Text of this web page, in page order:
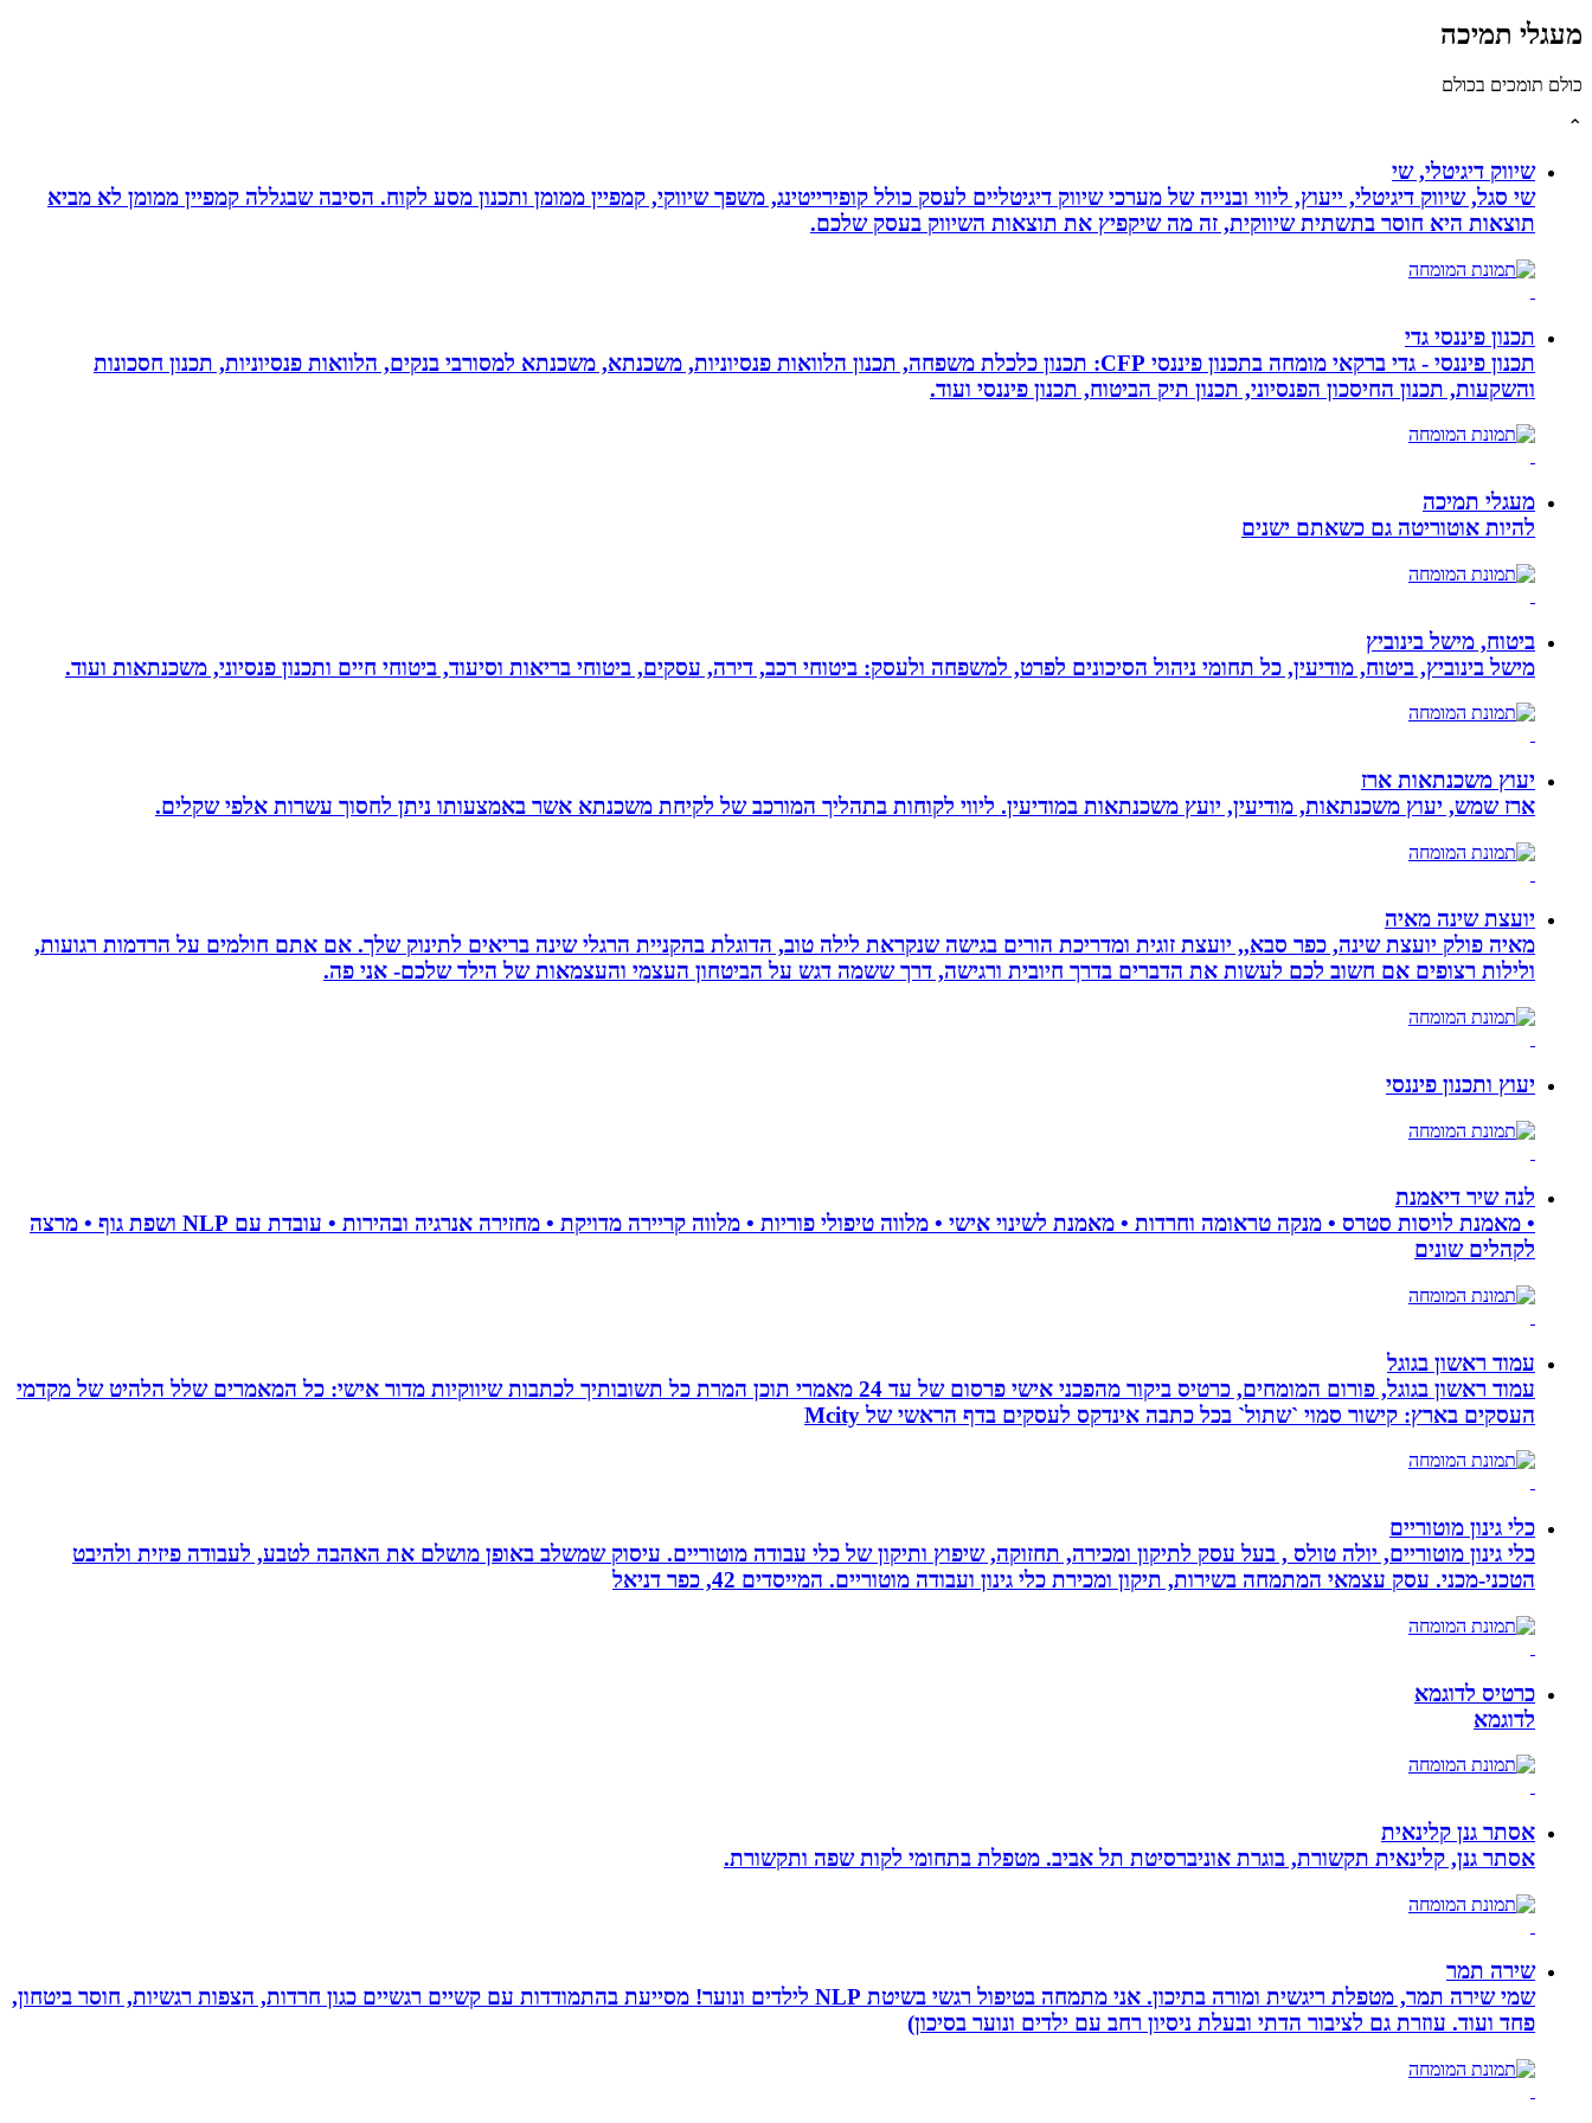
מעגלי תמיכה
כולם תומכים בכולם
⌃
שיווק דיגיטלי, שי
שי סגל, שיווק דיגיטלי, ייעוץ, ליווי ובנייה של מערכי שיווק דיגיטליים לעסק כולל קופירייטינג, משפך שיווקי, קמפיין ממומן ותכנון מסע לקוח. הסיבה שבגללה קמפיין ממומן לא מביא
תוצאות היא חוסר בתשתית שיווקית, זה מה שיקפיץ את תוצאות השיווק בעסק שלכם.
תכנון פיננסי גדי
תכנון פיננסי - גדי ברקאי מומחה בתכנון פיננסי CFP: תכנון כלכלת משפחה, תכנון הלוואות פנסיוניות, משכנתא, משכנתא למסורבי בנקים, הלוואות פנסיוניות, תכנון חסכונות
והשקעות, תכנון החיסכון הפנסיוני, תכנון תיק הביטוח, תכנון פיננסי ועוד.
מעגלי תמיכה
להיות אוטוריטה גם כשאתם ישנים
ביטוח, מישל בינוביץ
מישל בינוביץ, ביטוח, מודיעין, כל תחומי ניהול הסיכונים לפרט, למשפחה ולעסק: ביטוחי רכב, דירה, עסקים, ביטוחי בריאות וסיעוד, ביטוחי חיים ותכנון פנסיוני, משכנתאות ועוד.
יעוץ משכנתאות ארז
ארז שמש, יעוץ משכנתאות, מודיעין, יועץ משכנתאות במודיעין. ליווי לקוחות בתהליך המורכב של לקיחת משכנתא אשר באמצעותו ניתן לחסוך עשרות אלפי שקלים.
יועצת שינה מאיה
מאיה פולק יועצת שינה, כפר סבא,, יועצת זוגית ומדריכת הורים בגישה שנקראת לילה טוב, הדוגלת בהקניית הרגלי שינה בריאים לתינוק שלך. אם אתם חולמים על הרדמות רגועות,
ולילות רצופים אם חשוב לכם לעשות את הדברים בדרך חיובית ורגישה, דרך ששמה דגש על הביטחון העצמי והעצמאות של הילד שלכם- אני פה.
יעוץ ותכנון פיננסי
לנה שיר דיאמנת
• מאמנת לויסות סטרס • מנקה טראומה וחרדות • מאמנת לשינוי אישי • מלווה טיפולי פוריות • מלווה קריירה מדויקת • מחזירה אנרגיה ובהירות • עובדת עם NLP ושפת גוף • מרצה
לקהלים שונים
עמוד ראשון בגוגל
עמוד ראשון בגוגל, פורום המומחים, כרטיס ביקור מהפכני אישי פרסום של עד 24 מאמרי תוכן המרת כל תשובותיך לכתבות שיווקיות מדור אישי: כל המאמרים שלל הלהיט של מקדמי
העסקים בארץ: קישור סמוי `שתול` בכל כתבה אינדקס לעסקים בדף הראשי של Mcity
כלי גינון מוטוריים
כלי גינון מוטוריים, יולה טולס , בעל עסק לתיקון ומכירה, תחזוקה, שיפוץ ותיקון של כלי עבודה מוטוריים. עיסוק שמשלב באופן מושלם את האהבה לטבע, לעבודה פיזית ולהיבט
הטכני-מכני. עסק עצמאי המתמחה בשירות, תיקון ומכירת כלי גינון ועבודה מוטוריים. המייסדים 42, כפר דניאל
כרטיס לדוגמא
לדוגמא
אסתר גנן קלינאית
אסתר גנן, קלינאית תקשורת, בוגרת אוניברסיטת תל אביב. מטפלת בתחומי לקות שפה ותקשורת.
שירה תמר
שמי שירה תמר, מטפלת ריגשית ומורה בתיכון. אני מתמחה בטיפול רגשי בשיטת NLP לילדים ונוער! מסייעת בהתמודדות עם קשיים רגשיים כגון חרדות, הצפות רגשיות, חוסר ביטחון,
פחד ועוד. עוזרת גם לציבור הדתי ובעלת ניסיון רחב עם ילדים ונוער בסיכון)